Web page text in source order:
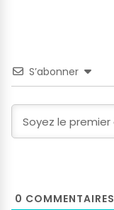
S’abonner
0 COMMENTAIRES